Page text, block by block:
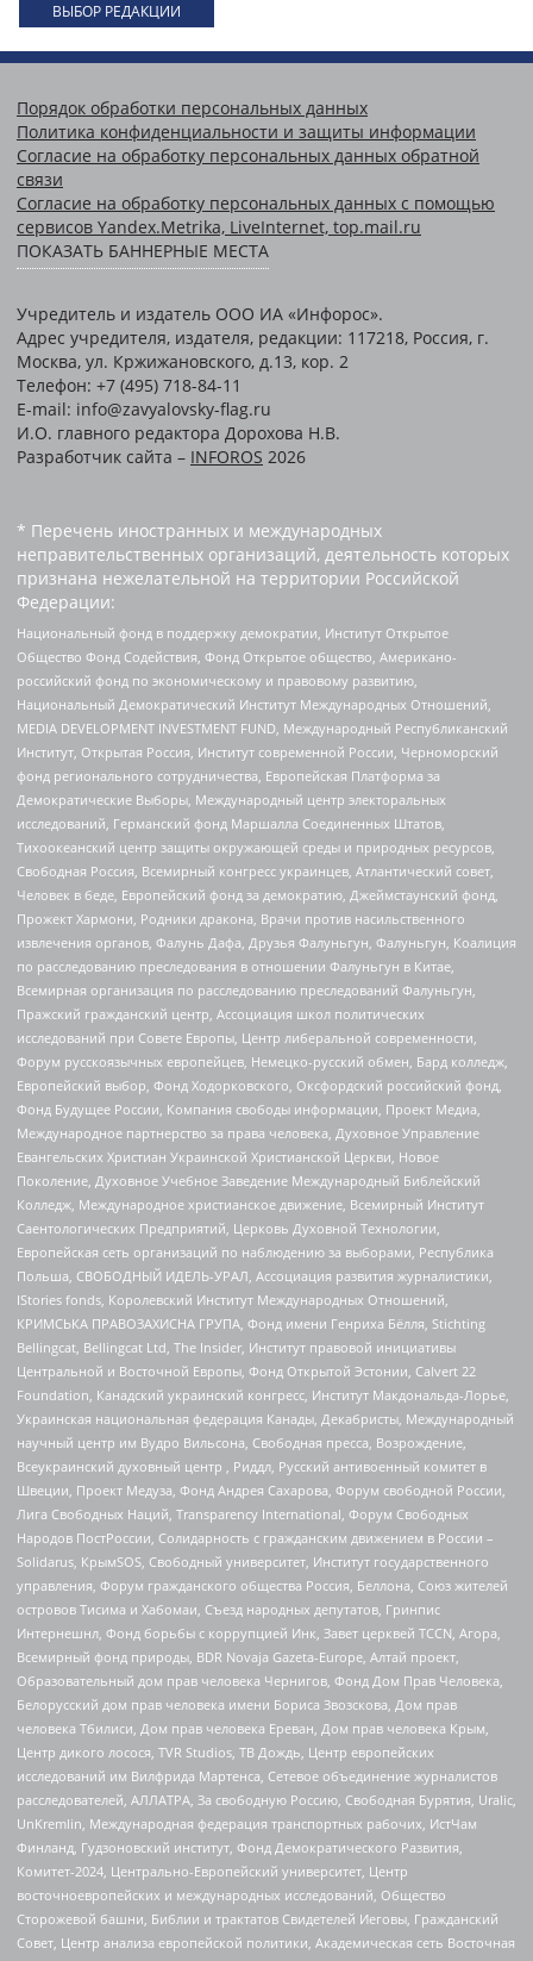
ВЫБОР РЕДАКЦИИ
Порядок обработки персональных данных
Политика конфиденциальности и защиты информации
Согласие на обработку персональных данных обратной
связи
Согласие на обработку персональных данных с помощью
сервисов Yandex.Metrika, LiveInternet, top.mail.ru
ПОКАЗАТЬ БАННЕРНЫЕ МЕСТА
Учредитель и издатель ООО ИА «Инфорос».
Адрес учредителя, издателя, редакции: 117218, Россия, г.
Москва, ул. Кржижановского, д.13, кор. 2
Телефон: +7 (495) 718-84-11
E-mail: info@zavyalovsky-flag.ru
И.О. главного редактора Дорохова Н.В.
Разработчик сайта – INFOROS 2026
* Перечень иностранных и международных
неправительственных организаций, деятельность которых
признана нежелательной на территории Российской
Федерации:
Национальный фонд в поддержку демократии, Институт Открытое
Общество Фонд Содействия, Фонд Открытое общество, Американо-
российский фонд по экономическому и правовому развитию,
Национальный Демократический Институт Международных Отношений,
MEDIA DEVELOPMENT INVESTMENT FUND, Международный Республиканский
Институт, Открытая Россия, Институт современной России, Черноморский
фонд регионального сотрудничества, Европейская Платформа за
Демократические Выборы, Международный центр электоральных
исследований, Германский фонд Маршалла Соединенных Штатов,
Тихоокеанский центр защиты окружающей среды и природных ресурсов,
Свободная Россия, Всемирный конгресс украинцев, Атлантический совет,
Человек в беде, Европейский фонд за демократию, Джеймстаунский фонд,
Прожект Хармони, Родники дракона, Врачи против насильственного
извлечения органов, Фалунь Дафа, Друзья Фалуньгун, Фалуньгун, Коалиция
по расследованию преследования в отношении Фалуньгун в Китае,
Всемирная организация по расследованию преследований Фалуньгун,
Пражский гражданский центр, Ассоциация школ политических
исследований при Совете Европы, Центр либеральной современности,
Форум русскоязычных европейцев, Немецко-русский обмен, Бард колледж,
Европейский выбор, Фонд Ходорковского, Оксфордский российский фонд,
Фонд Будущее России, Компания свободы информации, Проект Медиа,
Международное партнерство за права человека, Духовное Управление
Евангельских Христиан Украинской Христианской Церкви, Новое
Поколение, Духовное Учебное Заведение Международный Библейский
Колледж, Международное христианское движение, Всемирный Институт
Саентологических Предприятий, Церковь Духовной Технологии,
Европейская сеть организаций по наблюдению за выборами, Республика
Польша, СВОБОДНЫЙ ИДЕЛЬ-УРАЛ, Ассоциация развития журналистики,
IStories fonds, Королевский Институт Международных Отношений,
КРИМСЬКА ПРАВОЗАХИСНА ГРУПА, Фонд имени Генриха Бёлля, Stichting
Bellingcat, Bellingcat Ltd, The Insider, Институт правовой инициативы
Центральной и Восточной Европы, Фонд Открытой Эстонии, Calvert 22
Foundation, Канадский украинский конгресс, Институт Макдональда-Лорье,
Украинская национальная федерация Канады, Декабристы, Международный
научный центр им Вудро Вильсона, Свободная пресса, Возрождение,
Всеукраинский духовный центр , Риддл, Русский антивоенный комитет в
Швеции, Проект Медуза, Фонд Андрея Сахарова, Форум свободной России,
Лига Свободных Наций, Transparеncy International, Форум Свободных
Народов ПостРоссии, Солидарность с гражданским движением в России –
Solidarus, КрымSOS, Свободный университет, Институт государственного
управления, Форум гражданского общества Россия, Беллона, Союз жителей
островов Тисима и Хабомаи, Съезд народных депутатов, Гринпис
Интернешнл, Фонд борьбы с коррупцией Инк, Завет церквей TCCN, Агора,
Всемирный фонд природы, BDR Novaja Gazeta-Europe, Алтай проект,
Образовательный дом прав человека Чернигов, Фонд Дом Прав Человека,
Белорусский дом прав человека имени Бориса Звозскова, Дом прав
человека Тбилиси, Дом прав человека Ереван, Дом прав человека Крым,
Центр дикого лосося, TVR Studios, ТВ Дождь, Центр европейских
исследований им Вилфрида Мартенса, Сетевое объединение журналистов
расследователей, АЛЛАТРА, За свободную Россию, Свободная Бурятия, Uralic,
UnKremlin, Международная федерация транспортных рабочих, ИстЧам
Финланд, Гудзоновский институт, Фонд Демократического Развития,
Комитет-2024, Центрально-Европейский университет, Центр
восточноевропейских и международных исследований, Общество
Сторожевой башни, Библии и трактатов Свидетелей Иеговы, Гражданский
Совет, Центр анализа европейской политики, Академическая сеть Восточная